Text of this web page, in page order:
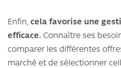
Enfin, cela favorise une
efficace. Connaître ses
comparer les différentes
marché et de sélectionner